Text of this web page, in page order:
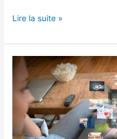
Dolce
Premio
:
comment
cela
fonctionne
Lire la suite »